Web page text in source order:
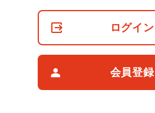
ログイン
会員登録